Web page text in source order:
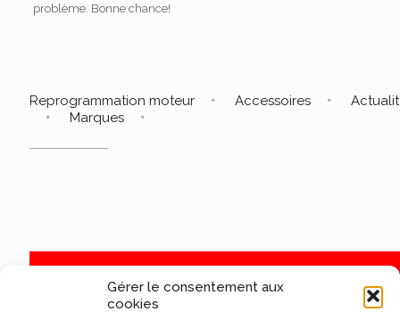
Gérer le consentement aux
cookies
problème. Bonne chance!
Reprogrammation moteur Accessoires
Marques